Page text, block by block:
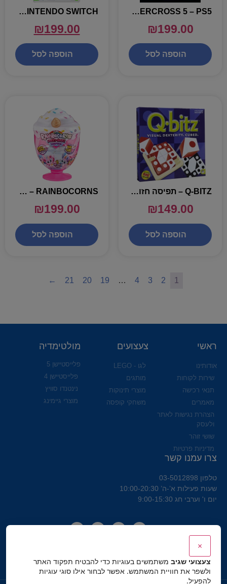
MONSTER ENERGY SUPERCROSS 5 – PS5
₪199.00
הוספה לסל
PAPER MARIO ORIGAMI KING – NINTENDO SWITCH
₪199.00
הוספה לסל
Q-BITZ – תפיסה חזותית בריבוע
₪149.00
הוספה לסל
RAINBOCORNS – בובת ריינבוקורן מילקשייק – 15 הפתעות
₪199.00
הוספה לסל
1
2
3
4
…
19
20
21
←
ראשי
אודותינו
שירות לקוחות
תנאי רכישה
מאמרים
הצהרת נגישות לאתר
ולעסק
שושי זוהר
מדיניות פרטיות
צעצועים
לגו - LEGO
מותגים
מוצרי תינוקות
משחקי קופסה
מולטימדיה
פלייסטיישן 5
פלייסטיישן 4
נינטנדו סוויץ
מוצרי גיימינג
צרו עמנו קשר
טלפון 03-5012898
שעות פעילות א’-ה’ 10:00-20:30
יום ו' וערבי חג 9:00-15:30
×
צעצועי שגיב משתמשים בעוגיות כדי להבטיח תפקוד האתר
ולשפר את חוויית המשתמש. אפשר לבחור אילו סוגי עוגיות
להפעיל.